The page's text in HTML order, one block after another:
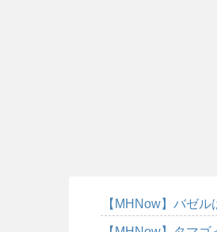
【MHNow】バゼ